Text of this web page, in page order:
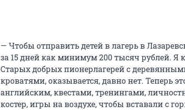
— Чтобы отправить детей в лагерь в
за 15 дней как минимум200 тысяч рублей. Я
Старых добрых пионерлагерей с
кроватями, оказывается, давно нет. Теперь
английским, квестами, тренингами,
костер, игры на воздухе, чтобы вставали с